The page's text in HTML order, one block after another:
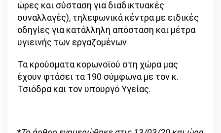
ώρες και σύσταση για διαδικτυακές
συναλλαγές), τηλεφωνικά κέντρα με ειδικές
οδηγίες για κατάλληλη απόσταση και μέτρα
υγιεινής των εργαζομένων
Τα κρούσματα κορωνοϊού στη χώρα μας
έχουν φτάσει τα 190 σύμφωνα με τον κ.
Τσιόδρα και τον υπουργό Υγείας.